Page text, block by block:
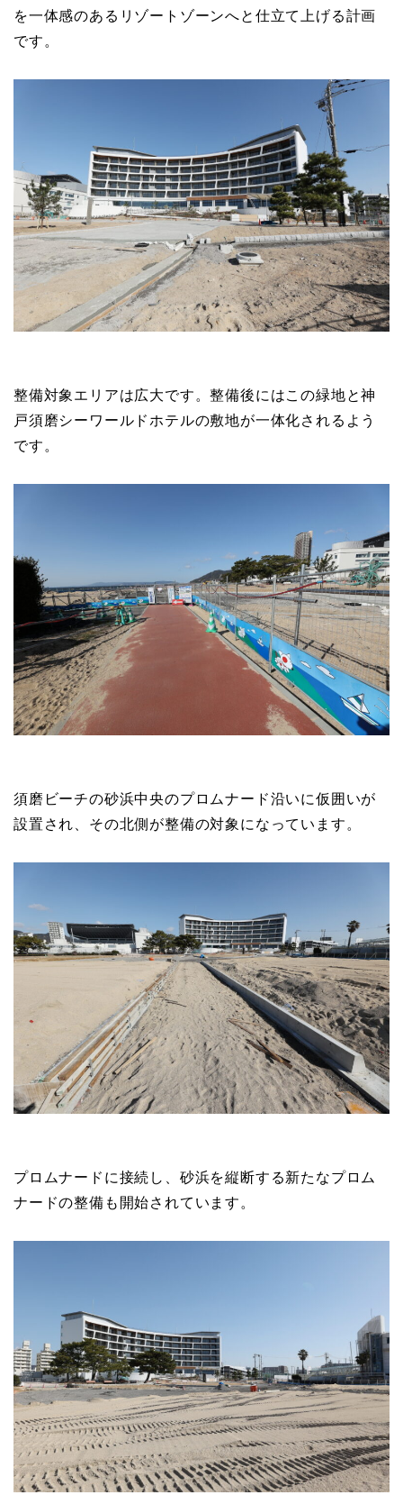
を一体感のあるリゾートゾーンへと仕立て上げる計画
です。
整備対象エリアは広大です。整備後にはこの緑地と神
戸須磨シーワールドホテルの敷地が一体化されるよう
です。
須磨ビーチの砂浜中央のプロムナード沿いに仮囲いが
設置され、その北側が整備の対象になっています。
プロムナードに接続し、砂浜を縦断する新たなプロム
ナードの整備も開始されています。